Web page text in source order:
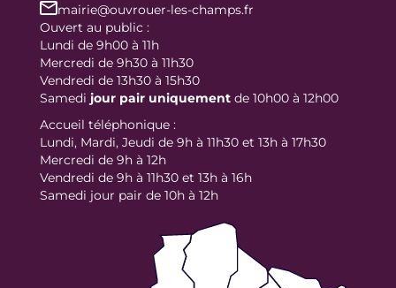
mairie@ouvrouer-les-champs.fr
Ouvert au public :
Lundi de 9h00 à 11h
Mercredi de 9h30 à 11h30
Vendredi de 13h30 à 15h30
Samedi jour pair uniquement de 10h00 à 12h00
Accueil téléphonique :
Lundi, Mardi, Jeudi de 9h à 11h30 et 13h à 17h30
Mercredi de 9h à 12h
Vendredi de 9h à 11h30 et 13h à 16h
Samedi jour pair de 10h à 12h